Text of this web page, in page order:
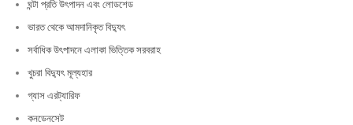
ঘন্টা প্রতি উৎপাদন এবং লোডশেড
ভারত থেকে আমদানিকৃত বিদ্যুৎ
সর্বাধিক উৎপাদনে এলাকা ভিত্তিক সরবরাহ
খুচরা বিদ্যুৎ মূল্যহার
গ্যাস এরট্যারিফ
কনডেনসেট